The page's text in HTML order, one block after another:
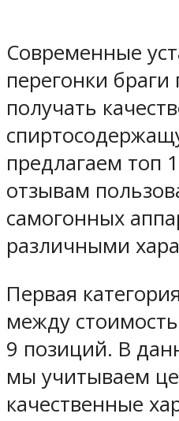
Современные
перегонки
получать
предлагаем топ
отзывам
самогонных
различными
Первая
между
9 позиций. В
мы учитываем
качественные